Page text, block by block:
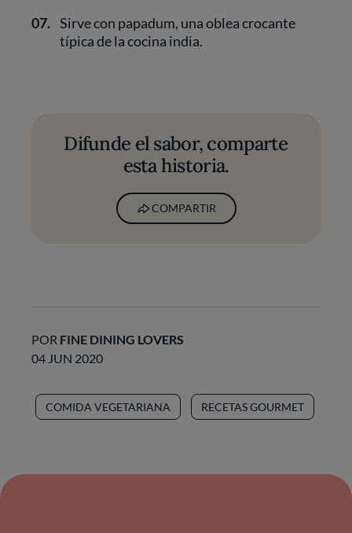
07. Sirve con papadum, una oblea crocante
típica de la cocina india.
Difunde el sabor, comparte
esta historia.
COMPARTIR
POR FINE DINING LOVERS
04 JUN 2020
COMIDA VEGETARIANA RECETAS GOURMET